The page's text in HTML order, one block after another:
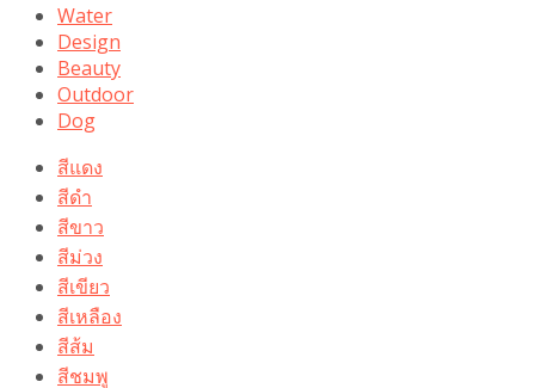
Water
Design
Beauty
Outdoor
Dog
สีแดง
สีดำ
สีขาว
สีม่วง
สีเขียว
สีเหลือง
สีส้ม
สีชมพู